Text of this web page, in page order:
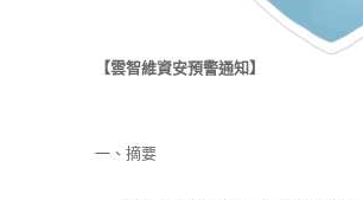
【雲智維資安預警通知】
一、摘要